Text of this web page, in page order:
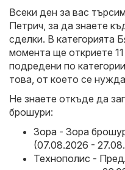
Всеки ден за вас
Петрич, за да знаете
сделки. В категорията
момента ще откриете
подредени по
това, от което се
Не знаете откъде да
брошури:
Зора - Зора
(07.08.2026 -
Технополис -